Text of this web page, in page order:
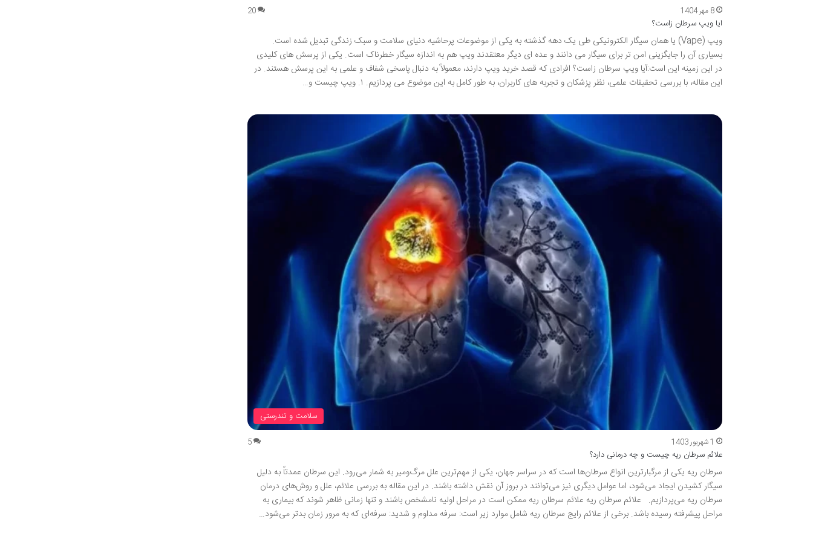
8 مهر 1404 20
ایا ویپ سرطان زاست؟
ویپ (Vape) یا همان سیگار الکترونیکی طی یک دهه گذشته به یکی از موضوعات پرحاشیه دنیای سلامت و سبک زندگی تبدیل شده است.
بسیاری آن را جایگزینی امن تر برای سیگار می دانند و عده ای دیگر معتقدند ویپ هم به اندازه سیگار خطرناک است. یکی از پرسش های کلیدی
در این زمینه این است:آیا ویپ سرطان زاست؟ افرادی که قصد خرید ویپ دارند، معمولاً به دنبال پاسخی شفاف و علمی به این پرسش هستند. در
این مقاله، با بررسی تحقیقات علمی، نظر پزشکان و تجربه های کاربران، به طور کامل به این موضوع می پردازیم. ۱. ویپ چیست و…
سلامت و تندرستی
1 شهریور 1403 5
علائم سرطان ریه چیست و چه درمانی دارد؟
سرطان ریه یکی از مرگبارترین انواع سرطان‌ها است که در سراسر جهان، یکی از مهم‌ترین علل مرگ‌ومیر به شمار می‌رود. این سرطان عمدتاً به دلیل
سیگار کشیدن ایجاد می‌شود، اما عوامل دیگری نیز می‌توانند در بروز آن نقش داشته باشند. در این مقاله به بررسی علائم، علل و روش‌های درمان
سرطان ریه می‌پردازیم. علائم سرطان ریه علائم سرطان ریه ممکن است در مراحل اولیه نامشخص باشند و تنها زمانی ظاهر شوند که بیماری به
مراحل پیشرفته رسیده باشد. برخی از علائم رایج سرطان ریه شامل موارد زیر است: سرفه مداوم و شدید: سرفه‌ای که به مرور زمان بدتر می‌شود…